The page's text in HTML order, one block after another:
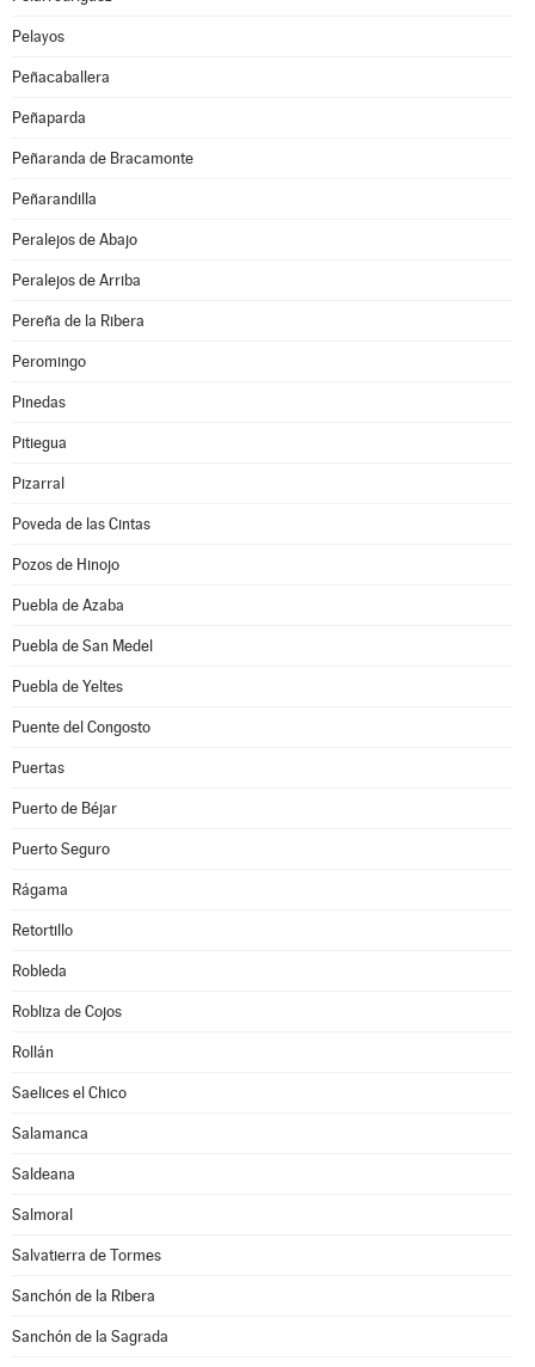
Pelayos
Peñacaballera
Peñaparda
Peñaranda de Bracamonte
Peñarandilla
Peralejos de Abajo
Peralejos de Arriba
Pereña de la Ribera
Peromingo
Pinedas
Pitiegua
Pizarral
Poveda de las Cintas
Pozos de Hinojo
Puebla de Azaba
Puebla de San Medel
Puebla de Yeltes
Puente del Congosto
Puertas
Puerto de Béjar
Puerto Seguro
Rágama
Retortillo
Robleda
Robliza de Cojos
Rollán
Saelices el Chico
Salamanca
Saldeana
Salmoral
Salvatierra de Tormes
Sanchón de la Ribera
Sanchón de la Sagrada